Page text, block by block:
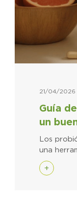
Guía
un
21/04/2026
Los
una
+